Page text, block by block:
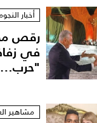
بأقراط متدلية
أخبار
رقص
في
"حرب...
مشاهير